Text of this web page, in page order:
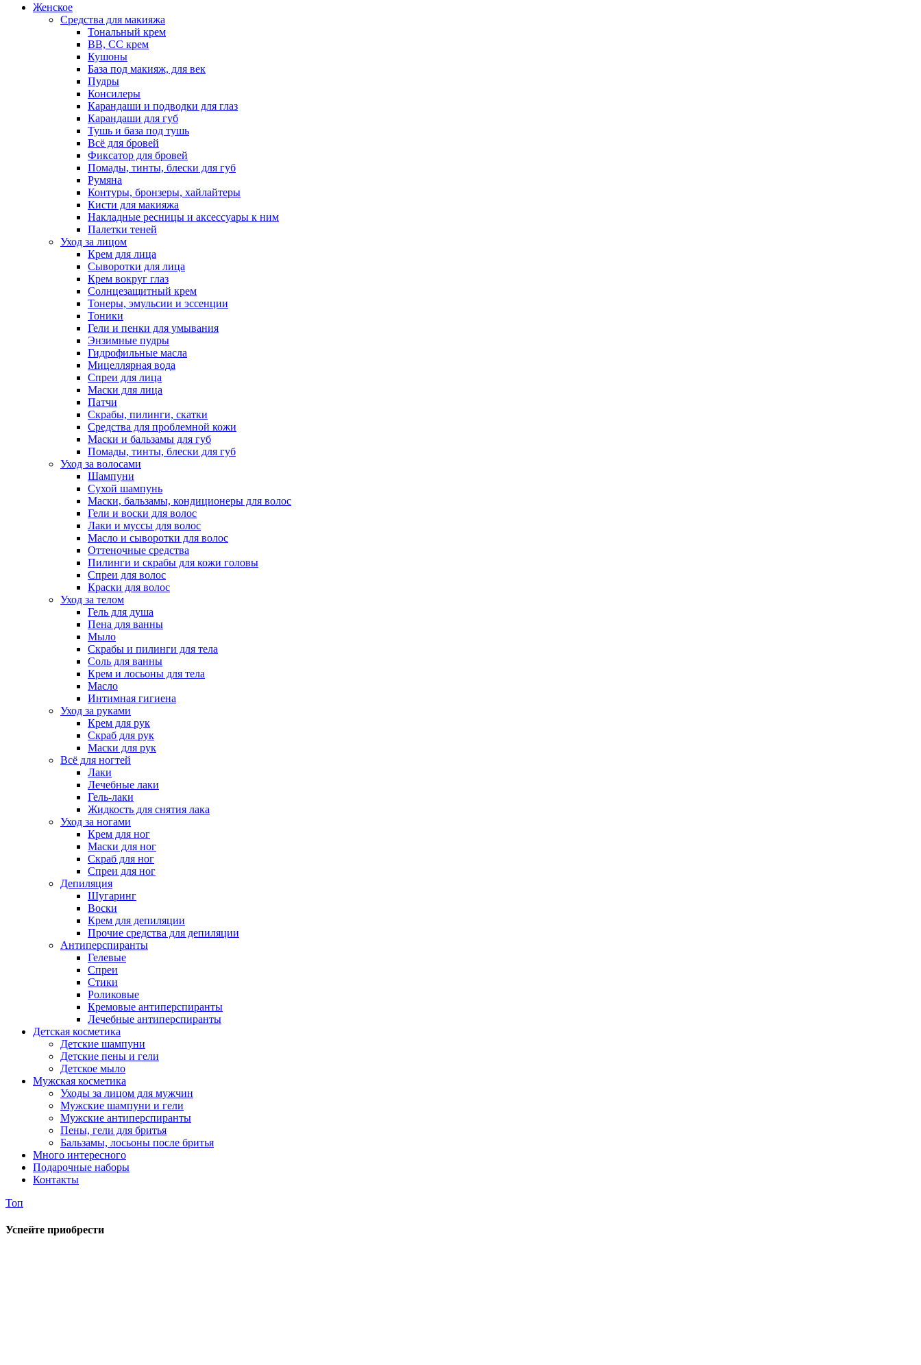
Женское
Средства для макияжа
Тональный крем
BB, CC крем
Кушоны
База под макияж, для век
Пудры
Консилеры
Карандаши и подводки для глаз
Карандаши для губ
Тушь и база под тушь
Всё для бровей
Фиксатор для бровей
Помады, тинты, блески для губ
Румяна
Контуры, бронзеры, хайлайтеры
Кисти для макияжа
Накладные ресницы и аксессуары к ним
Палетки теней
Уход за лицом
Крем для лица
Сыворотки для лица
Крем вокруг глаз
Солнцезащитный крем
Тонеры, эмульсии и эссенции
Тоники
Гели и пенки для умывания
Энзимные пудры
Гидрофильные масла
Мицеллярная вода
Спреи для лица
Маски для лица
Патчи
Скрабы, пилинги, скатки
Средства для проблемной кожи
Маски и бальзамы для губ
Помады, тинты, блески для губ
Уход за волосами
Шампуни
Сухой шампунь
Маски, бальзамы, кондиционеры для волос
Гели и воски для волос
Лаки и муссы для волос
Масло и сыворотки для волос
Оттеночные средства
Пилинги и скрабы для кожи головы
Спреи для волос
Краски для волос
Уход за телом
Гель для душа
Пена для ванны
Мыло
Скрабы и пилинги для тела
Соль для ванны
Крем и лосьоны для тела
Масло
Интимная гигиена
Уход за руками
Крем для рук
Скраб для рук
Маски для рук
Всё для ногтей
Лаки
Лечебные лаки
Гель-лаки
Жидкость для снятия лака
Уход за ногами
Крем для ног
Маски для ног
Скраб для ног
Спреи для ног
Депиляция
Шугаринг
Воски
Крем для депиляции
Прочие средства для депиляции
Антиперспиранты
Гелевые
Спреи
Стики
Роликовые
Кремовые антиперспиранты
Лечебные антиперспиранты
Детская косметика
Детские шампуни
Детские пены и гели
Детское мыло
Мужская косметика
Уходы за лицом для мужчин
Мужские шампуни и гели
Мужские антиперспиранты
Пены, гели для бритья
Бальзамы, лосьоны после бритья
Много интересного
Подарочные наборы
Контакты
Топ
Успейте приобрести